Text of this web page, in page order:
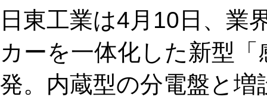
日東工業は4月10日、業
カーを一体化した新型
発。内蔵型の分電盤と